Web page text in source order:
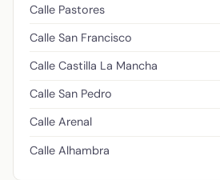
Calle Pastores
Calle San Francisco
Calle Castilla La Mancha
Calle San Pedro
Calle Arenal
Calle Alhambra